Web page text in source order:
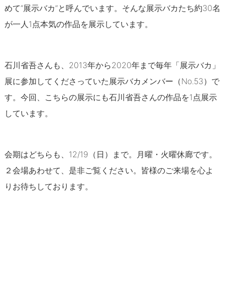
めて“展示バカ”と呼んでいます。そんな展示バカたち約30名
が一人1点本気の作品を展示しています。
石川省吾さんも、2013年から2020年まで毎年「展示バカ」
展に参加してくださっていた展示バカメンバー（No.53）で
す。今回、こちらの展示にも石川省吾さんの作品を1点展示
しています。
会期はどちらも、12/19（日）まで。月曜・火曜休廊です。
２会場あわせて、是非ご覧ください。皆様のご来場を心よ
りお待ちしております。